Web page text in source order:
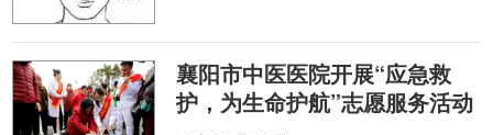
襄阳市中医医院开展“应急救
护，为生命护航”志愿服务活动